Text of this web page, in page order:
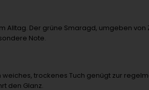
Alltag. Der grüne Smaragd, umgeben von
Note.
trockenes Tuch genügt zur
den Glanz.